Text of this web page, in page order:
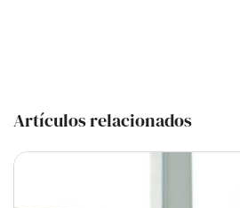
Artículos relacionados